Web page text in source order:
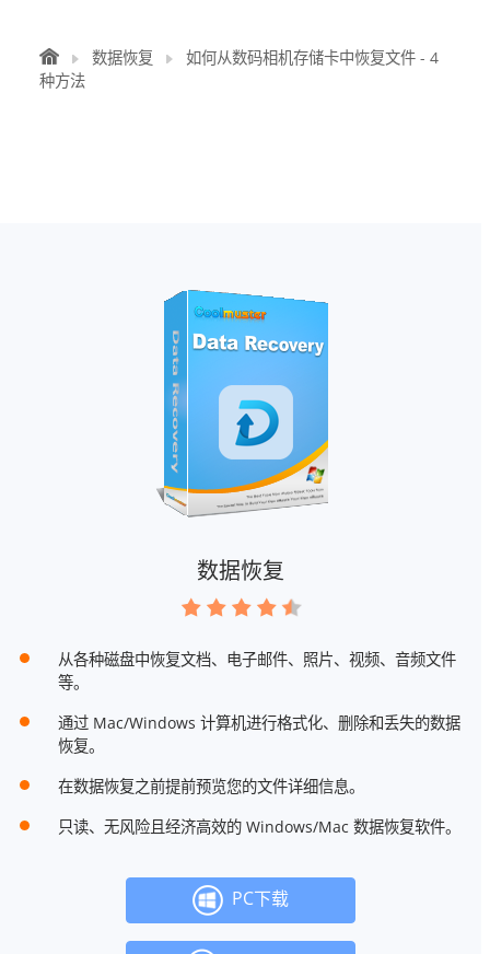
数据恢复
如何从数码相机存储卡中恢复文件 - 4
种方法
数据恢复
从各种磁盘中恢复文档、电子邮件、照片、视频、音频文件
等。
通过 Mac/Windows 计算机进行格式化、删除和丢失的数据
恢复。
在数据恢复之前提前预览您的文件详细信息。
只读、无风险且经济高效的 Windows/Mac 数据恢复软件。
PC下载